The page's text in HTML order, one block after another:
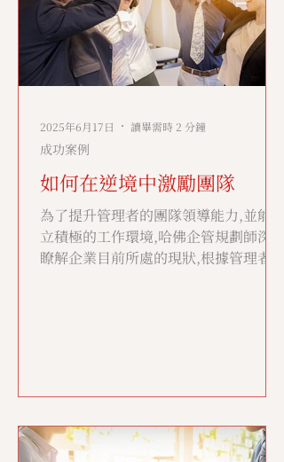
如何在逆境中激勵團隊
為了提升管理者的團隊領導能力,並能建
立積極的工作環境,哈佛企管規劃師深入
瞭解企業目前所處的現狀,根據管理者的
成功案例
2025年6月17日 讀畢需時 2 分鐘